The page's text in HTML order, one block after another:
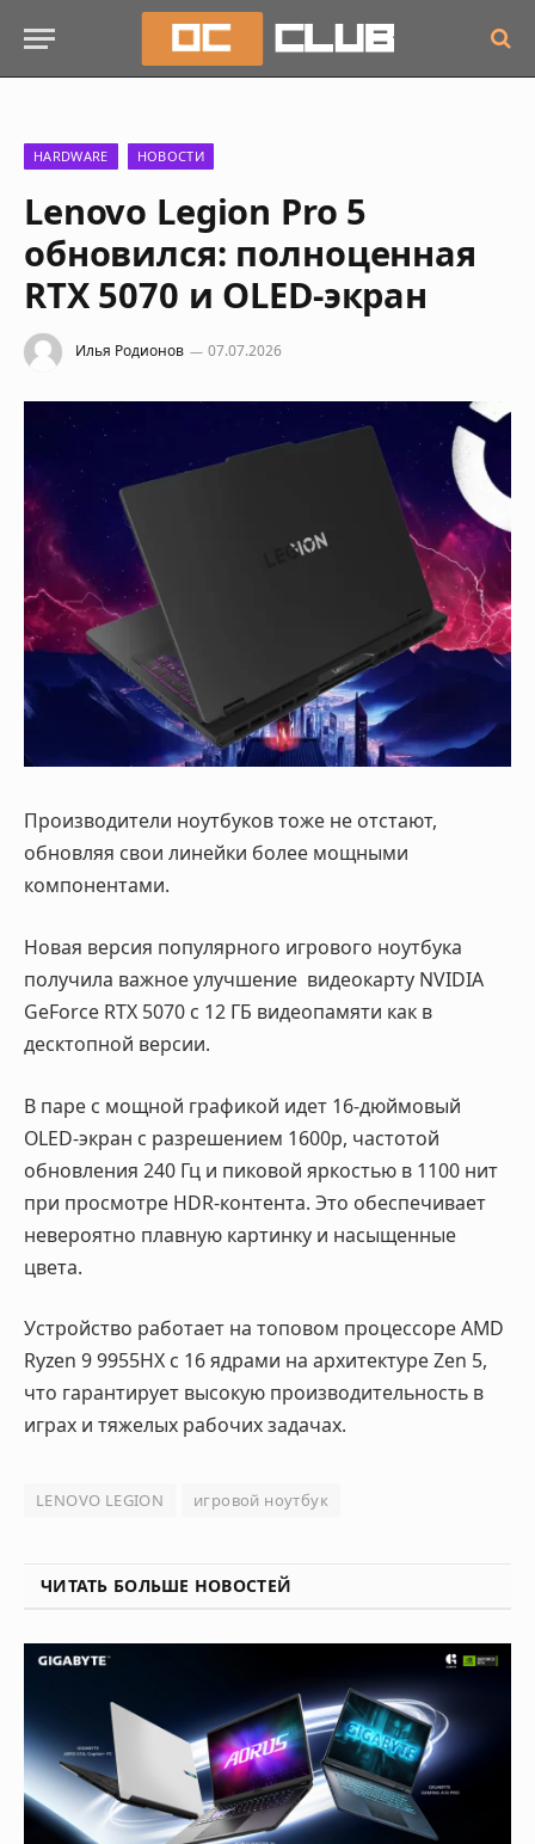
HARDWARE НОВОСТИ
Lenovo Legion Pro 5
обновился: полноценная
RTX 5070 и OLED-экран
Илья Родионов 07.07.2026
Производители ноутбуков тоже не отстают,
обновляя свои линейки более мощными
компонентами.
Новая версия популярного игрового ноутбука
получила важное улучшение видеокарту NVIDIA
GeForce RTX 5070 с 12 ГБ видеопамяти как в
десктопной версии.
В паре с мощной графикой идет 16-дюймовый
OLED-экран с разрешением 1600p, частотой
обновления 240 Гц и пиковой яркостью в 1100 нит
при просмотре HDR-контента. Это обеспечивает
невероятно плавную картинку и насыщенные
цвета.
Устройство работает на топовом процессореAMD
Ryzen 9 9955HX с 16 ядрами на архитектуре Zen 5,
что гарантирует высокую производительность в
играх и тяжелых рабочих задачах.
LENOVO LEGION игровой ноутбук
ЧИТАТЬ БОЛЬШЕ НОВОСТЕЙ